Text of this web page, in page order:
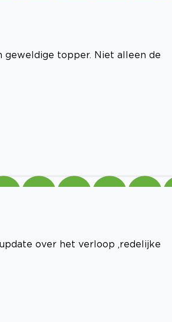
geweldige topper. Niet alleen de
over het verloop ,redelijke